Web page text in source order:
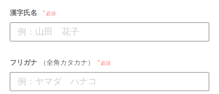
漢字氏名 必須
フリガナ （全角カタカナ） 必須